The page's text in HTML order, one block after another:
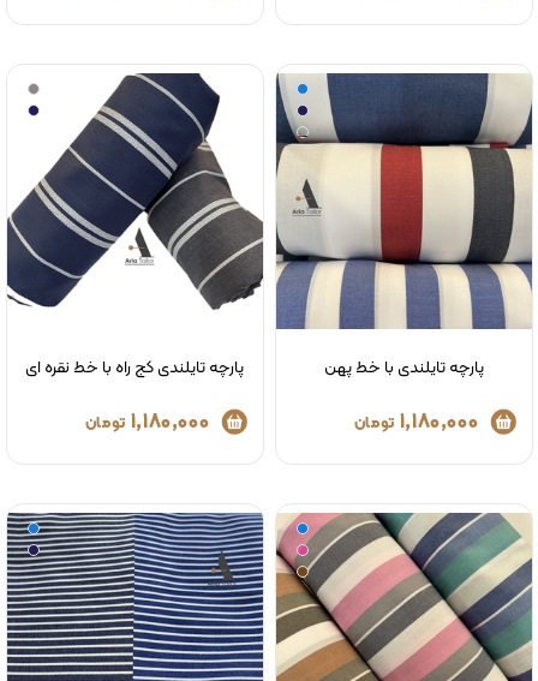
پارچه تایلندی با خط پهن
1,180,000 تومان
پارچه تایلندی کج راه با خط نقره ای
1,180,000 تومان